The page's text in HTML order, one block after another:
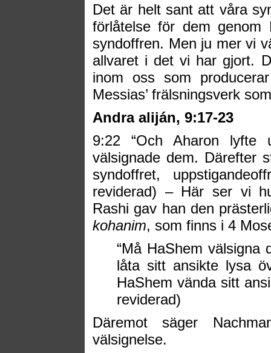
Det är helt sant att våra
förlåtelse för dem genom
syndoffren. Men ju mer vi
allvaret i det vi har gjort.
inom oss som
Messias’ frälsningsverk
Andra aliján, 9:17-23
9:22 “Och Aharon lyfte
välsignade dem. Därefter
syndoffret,
reviderad) – Här ser vi
Rashi gav han den
kohanim, som finns i 4
“Må HaShem välsigna
låta sitt ansikte lysa
HaShem vända sitt
reviderad)
Däremot säger
välsignelse.